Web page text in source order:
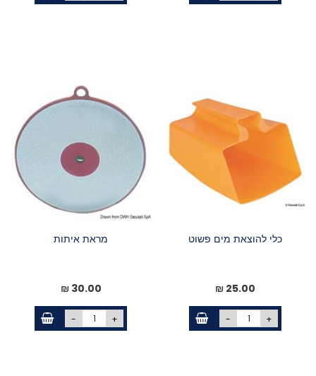
כלי להוצאת מים פשוט
25.00 ₪
- +
מראת איתות
30.00 ₪
- +